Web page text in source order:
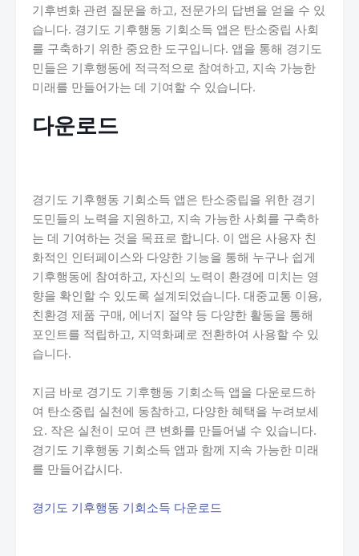
기후변화 관련 질문을 하고, 전문가의 답변을 얻을 수 있
습니다. 경기도 기후행동 기회소득 앱은 탄소중립 사회
를 구축하기 위한 중요한 도구입니다. 앱을 통해 경기도
민들은 기후행동에 적극적으로 참여하고, 지속 가능한
미래를 만들어가는 데 기여할 수 있습니다.
다운로드
경기도 기후행동 기회소득 앱은 탄소중립을 위한 경기
도민들의 노력을 지원하고, 지속 가능한 사회를 구축하
는 데 기여하는 것을 목표로 합니다. 이 앱은 사용자 친
화적인 인터페이스와 다양한 기능을 통해 누구나 쉽게
기후행동에 참여하고, 자신의 노력이 환경에 미치는 영
향을 확인할 수 있도록 설계되었습니다. 대중교통 이용,
친환경 제품 구매, 에너지 절약 등 다양한 활동을 통해
포인트를 적립하고, 지역화폐로 전환하여 사용할 수 있
습니다.
지금 바로 경기도 기후행동 기회소득 앱을 다운로드하
여 탄소중립 실천에 동참하고, 다양한 혜택을 누려보세
요. 작은 실천이 모여 큰 변화를 만들어낼 수 있습니다.
경기도 기후행동 기회소득 앱과 함께 지속 가능한 미래
를 만들어갑시다.
경기도 기후행동 기회소득 다운로드